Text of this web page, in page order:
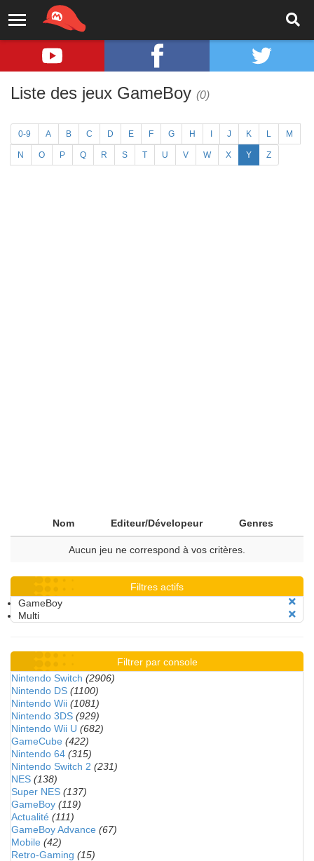
Liste des jeux GameBoy (0)
0-9 A B C D E F G H J K L M
N O P Q R S T U V W X Y Z
Nom Editeur/Dévelopeur Genres
Aucun jeu ne correspond à vos critères.
Filtres actifs
GameBoy
Multi
Filtrer par console
Nintendo Switch (2906)
Nintendo DS (1100)
Nintendo Wii (1081)
Nintendo 3DS (929)
Nintendo Wii U (682)
GameCube (422)
Nintendo 64 (315)
Nintendo Switch 2 (231)
NES (138)
Super NES (137)
GameBoy (119)
Actualité (111)
GameBoy Advance (67)
Mobile (42)
Retro-Gaming (15)